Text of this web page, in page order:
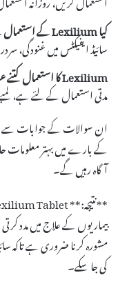
کیا Lexilium کے استعمال سے وابستہ سائیڈ ایفیکٹس ہیں؟
سائیڈ ایفیکٹس میں غنودگی،
Lexilium کا استعمال کتنے عرصے تک کیا جا سکتا ہے؟
مدتی استعمال کے لئے ہے،
کے بارے میں بہتر معلومات
آگاہ رہیں گے۔
بیماریوں کے علاج میں مدد
مشورہ کرنا ضروری ہے تاکہ
کی جا سکے۔